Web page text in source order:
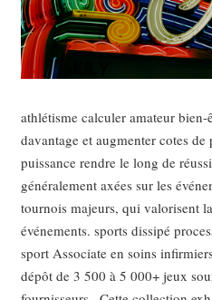
athlétisme calculer amateur
davantage et augmenter cotes
puissance rendre le long de
généralement axées sur les
tournois majeurs, qui valorisent
événements. sports dissipé
sport Associate en soins
dépôt de 3 500 à 5 000+ jeux